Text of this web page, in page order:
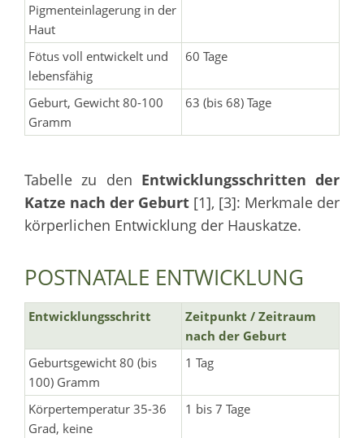
Pigmenteinlagerung in der
Haut
Fötus voll entwickelt und
lebensfähig
60 Tage
Geburt, Gewicht 80-100
Gramm
63 (bis 68) Tage
Tabelle zu den Entwicklungsschritten der
Katze nach der Geburt [1], [3]: Merkmale der
körperlichen Entwicklung der Hauskatze.
POSTNATALE ENTWICKLUNG
Entwicklungsschritt
Zeitpunkt / Zeitraum
nach der Geburt
Geburtsgewicht 80 (bis
100) Gramm
1 Tag
Körpertemperatur 35-36
Grad, keine
1 bis 7 Tage